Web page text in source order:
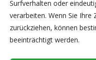
Surfverhalten oder
verarbeiten. Wenn Sie
zurückziehen, können
beeinträchtigt werden.
Telefon: